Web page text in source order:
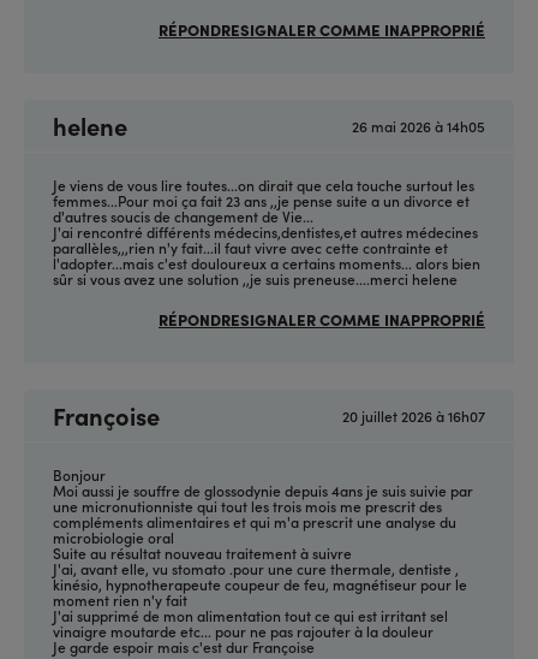
RÉPONDRESIGNALER COMME INAPPROPRIÉ
helene 26 mai 2026 à 14h05
Je viens de vous lire toutes...on dirait que cela touche surtout les
femmes...Pour moi ça fait 23 ans ,,je pense suite a un divorce et
d'autres soucis de changement de Vie...
J'ai rencontré différents médecins,dentistes,et autres médecines
parallèles,,,rien n'y fait...il faut vivre avec cette contrainte et
l'adopter...mais c'est douloureux a certains moments... alors bien
sûr si vous avez une solution ,,je suis preneuse....merci helene
RÉPONDRESIGNALER COMME INAPPROPRIÉ
Françoise 20 juillet 2026 à 16h07
Bonjour
Moi aussi je souffre de glossodynie depuis 4ans je suis suivie par
une micronutionniste qui tout les trois mois me prescrit des
compléments alimentaires et qui m'a prescrit une analyse du
microbiologie oral
Suite au résultat nouveau traitement à suivre
J'ai, avant elle, vu stomato .pour une cure thermale, dentiste ,
kinésio, hypnotherapeute coupeur de feu, magnétiseur pour le
moment rien n'y fait
J'ai supprimé de mon alimentation tout ce qui est irritant sel
vinaigre moutarde etc... pour ne pas rajouter à la douleur
Je garde espoir mais c'est dur Françoise